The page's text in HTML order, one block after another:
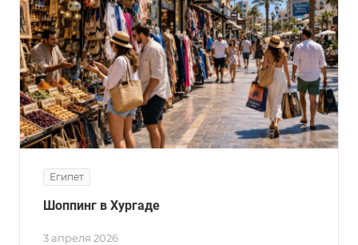
Египет
3 апреля 2026
Шоппинг в Хургаде